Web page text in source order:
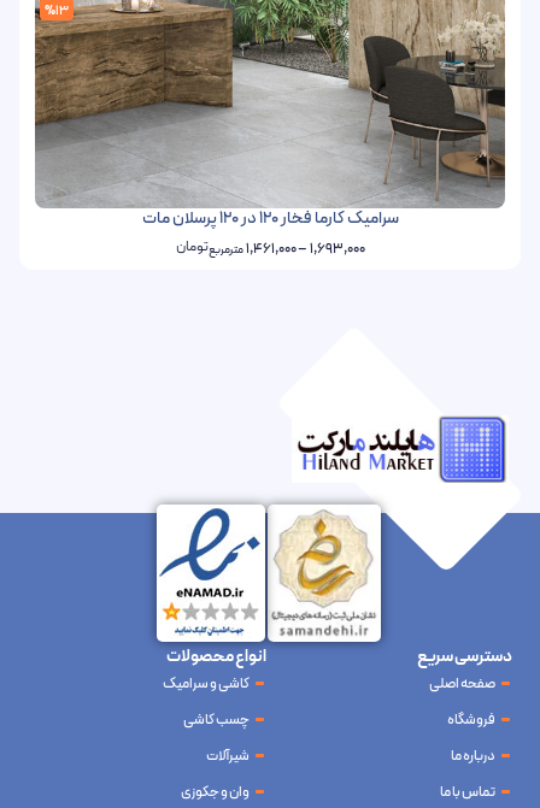
%13
سرامیک کارما فخار 120 در 120 پرسلان مات
1,693,000
–
1,461,000مترمربعتومان
دسترسی سریع
صفحه اصلی
فروشگاه
درباره ما
تماس با ما
انواع محصولات
کاشی و سرامیک
چسب کاشی
شیرآلات
وان و جکوزی